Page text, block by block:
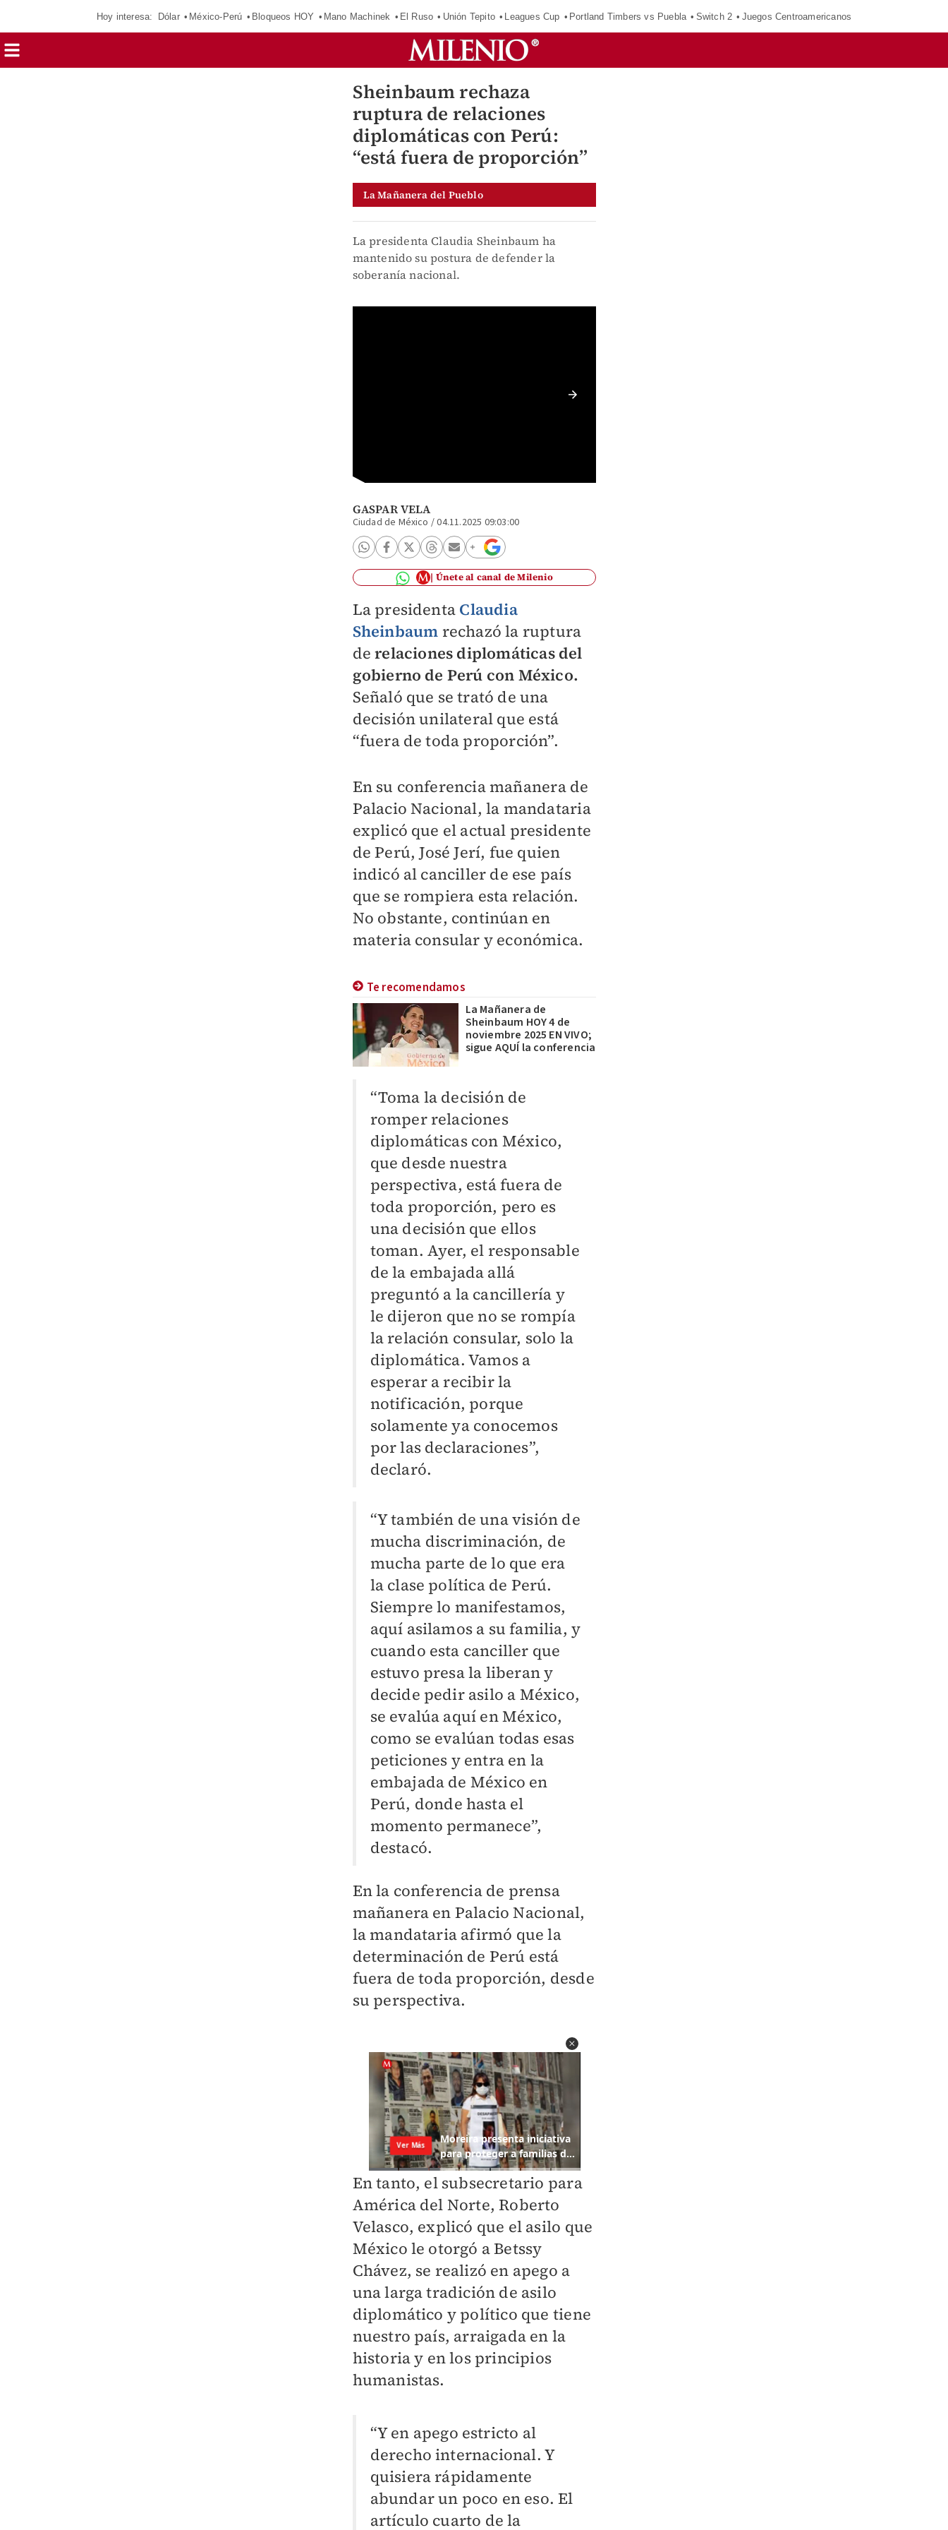
Hoy interesa: Dólar México-Perú Bloqueos HOY Mano Machinek El Ruso Unión Tepito Leagues Cup Portland Timbers vs Puebla Switch 2 Juegos Centroamericanos
Sheinbaum rechaza
ruptura de relaciones
diplomáticas con Perú:
“está fuera de proporción”
La Mañanera del Pueblo
La presidenta Claudia Sheinbaum ha
mantenido su postura de defender la
soberanía nacional.
GASPAR VELA
Ciudad de México /04.11.2025 09:03:00
Únete al canal de Milenio
La presidenta Claudia
Sheinbaum rechazó la ruptura
derelaciones diplomáticas del
gobierno de Perú con México.
Señaló que se trató de una
decisión unilateral que está
“fuera de toda proporción”.
En su conferencia mañanera de
Palacio Nacional, la mandataria
explicó que el actual presidente
de Perú,José Jerí, fue quien
indicó al canciller de ese país
que se rompiera esta relación.
No obstante, continúan en
materia consular y económica.
Te recomendamos
La Mañanera de
Sheinbaum HOY 4 de
noviembre 2025 EN VIVO;
sigue AQUÍ la conferencia
“Toma la decisión de
romper relaciones
diplomáticas con México,
que desde nuestra
perspectiva, está fuera de
toda proporción, pero es
una decisión que ellos
toman. Ayer, el responsable
de la embajada allá
preguntó a la cancillería y
le dijeron que no se rompía
la relación consular, solo la
diplomática. Vamos a
esperar a recibir la
notificación, porque
solamente ya conocemos
por las declaraciones”,
declaró.
“Y también de una visión de
mucha discriminación, de
mucha parte de lo que era
la clase política de Perú.
Siempre lo manifestamos,
aquí asilamos a su familia, y
cuando esta canciller que
estuvo presa la liberan y
decide pedir asilo a México,
se evalúa aquí en México,
como se evalúan todas esas
peticiones y entra en la
embajada de México en
Perú, donde hasta el
momento permanece”,
destacó.
En la conferencia de prensa
mañanera en Palacio Nacional,
la mandataria afirmó que la
determinación de Perú está
fuera de toda proporción, desde
su perspectiva.
En tanto, el subsecretario para
América del Norte, Roberto
Velasco, explicó que el asilo que
México le otorgó a Betssy
Chávez, se realizó en apego a
una larga tradición de asilo
diplomático y político que tiene
nuestro país, arraigada en la
historia y en los principios
humanistas.
“Y en apego estricto al
derecho internacional. Y
quisiera rápidamente
abundar un poco en eso. El
artículo cuarto de la